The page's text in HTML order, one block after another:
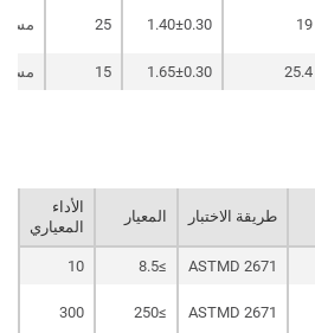
19
1.40±0.30
25
25.4
1.65±0.30
15
طريقة الاختبار المعيار
الأداء
المعياري
ASTMD 2671
≥8.5
10
ASTMD 2671
≥250
300